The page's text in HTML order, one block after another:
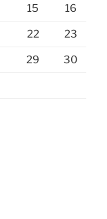
15 16
22 23
29 30